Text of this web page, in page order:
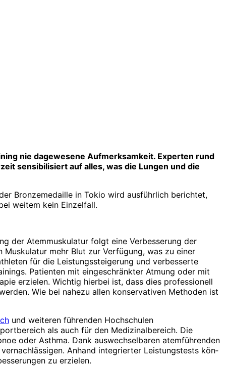
nie dagewesene Aufmerksamkeit. Experten rund
sensibilisiert auf alles, was die Lungen und die
Bronzemedaille in Tokio wird ausführlich berichtet,
weitem kein Einzelfall.
der Atemmuskulatur folgt eine Verbesserung der
mehr Blut zur Verfügung, was zu einer
für die Leistungssteigerung und verbesserte
Patienten mit eingeschränkter Atmung oder mit
erzielen. Wichtig hierbei ist, dass dies professionell
Wie bei nahezu allen konservativen Methoden ist
und weiteren führenden Hochschulen
als auch für den Medizinalbereich. Die
oder Asthma. Dank auswechselbaren atemführenden
Anhand integrierter Leistungstests kön­
zu erzielen.